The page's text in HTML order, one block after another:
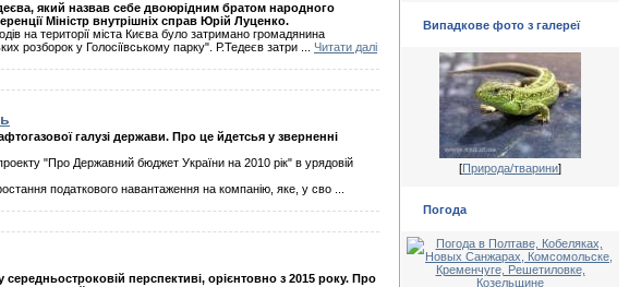
який назвав себе двоюрідним братом народного
Міністр внутрішніх справ Юрій Луценко.
на території міста Києва було затримано громадянина
розборок у Голосіївському парку". Р.Тедеєв затри
Читати далі
галузі держави. Про це йдетсья у зверненні
"Про Державний бюджет України на 2010 рік" в урядовій
податкового навантаження на компанію, яке, у сво
перспективі, орієнтовно з 2015 року. Про
Випадкове фото з галереї
[Природа/тварини]
Погода